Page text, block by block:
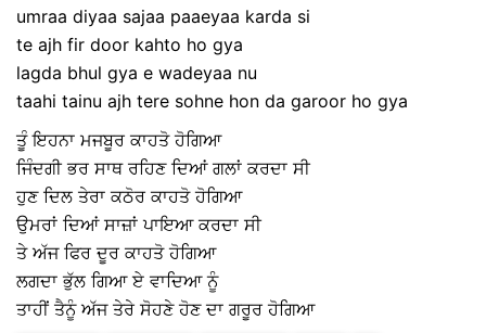
umraa diyaa sajaa paaeyaa karda si
te ajh fir door kahto ho gya
lagda bhul gya e wadeyaa nu
taahi tainu ajh tere sohne hon da garoor ho gya
ਤੂੰ ਇਹਨਾ ਮਜਬੂਰ ਕਾਹਤੋ ਹੋਗਿਆ
ਜਿੰਦਗੀ ਭਰ ਸਾਥ ਰਹਿਣ ਦਿਆਂ ਗਲਾਂ ਕਰਦਾ ਸੀ
ਹੁਣ ਦਿਲ ਤੇਰਾ ਕਠੋਰ ਕਾਹਤੋ ਹੋਗਿਆ
ਉਮਰਾਂ ਦਿਆਂ ਸਾਜ਼ਾਂ ਪਾਇਆ ਕਰਦਾ ਸੀ
ਤੇ ਅੱਜ ਫਿਰ ਦੂਰ ਕਾਹਤੋ ਹੋਗਿਆ
ਲਗਦਾ ਭੁੱਲ ਗਿਆ ਏ ਵਾਦਿਆ ਨੂੰ
ਤਾਹੀਂ ਤੈਨੂੰ ਅੱਜ ਤੇਰੇ ਸੋਹਣੇ ਹੋਣ ਦਾ ਗਰੂਰ ਹੋਗਿਆ